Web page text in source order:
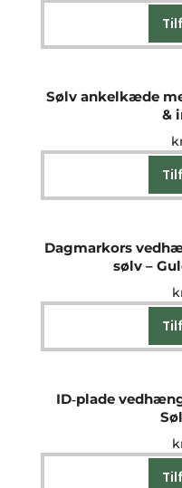
Sølv ankelkæde
&
Dagmarkors
sølv –
ID‑plade